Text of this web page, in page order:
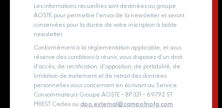
Les informations recueillies sont destinées au groupe
AOSTE pour permettre l'envoi de la newsletter et seront
conservées pour la durée de votre inscription à ladite
newsletter.
Conformément à la réglementation applicable, et sous
réserve des conditions à réunir, vous disposez d'un droit
d'accès, de rectification, d'opposition, de portabilité, de
limitation de traitement et de retrait des données
personnelles vous concernant en écrivant au Service
Consommateurs Groupe AOSTE – BP 331 – 69792 ST
PRIEST Cedex ou dpo.external@campofriofg.com